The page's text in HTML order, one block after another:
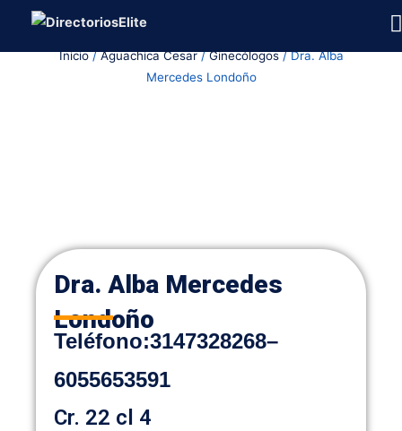
contenidoInicio/Aguachica Cesar/Ginecólogos/ Dra. Alba
Mercedes Londoño
Dra. Alba Mercedes
Londoño
Teléfono:3147328268–
6055653591
Cr. 22 cl 4